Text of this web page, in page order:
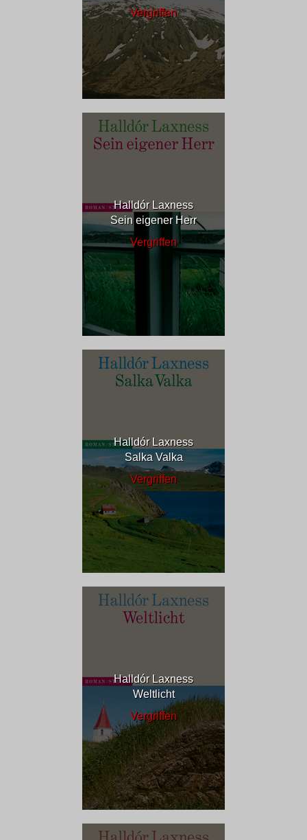
Vergriffen
Halldór Laxness
Sein eigener Herr
Vergriffen
Halldór Laxness
Salka Valka
Vergriffen
Halldór Laxness
Weltlicht
Vergriffen